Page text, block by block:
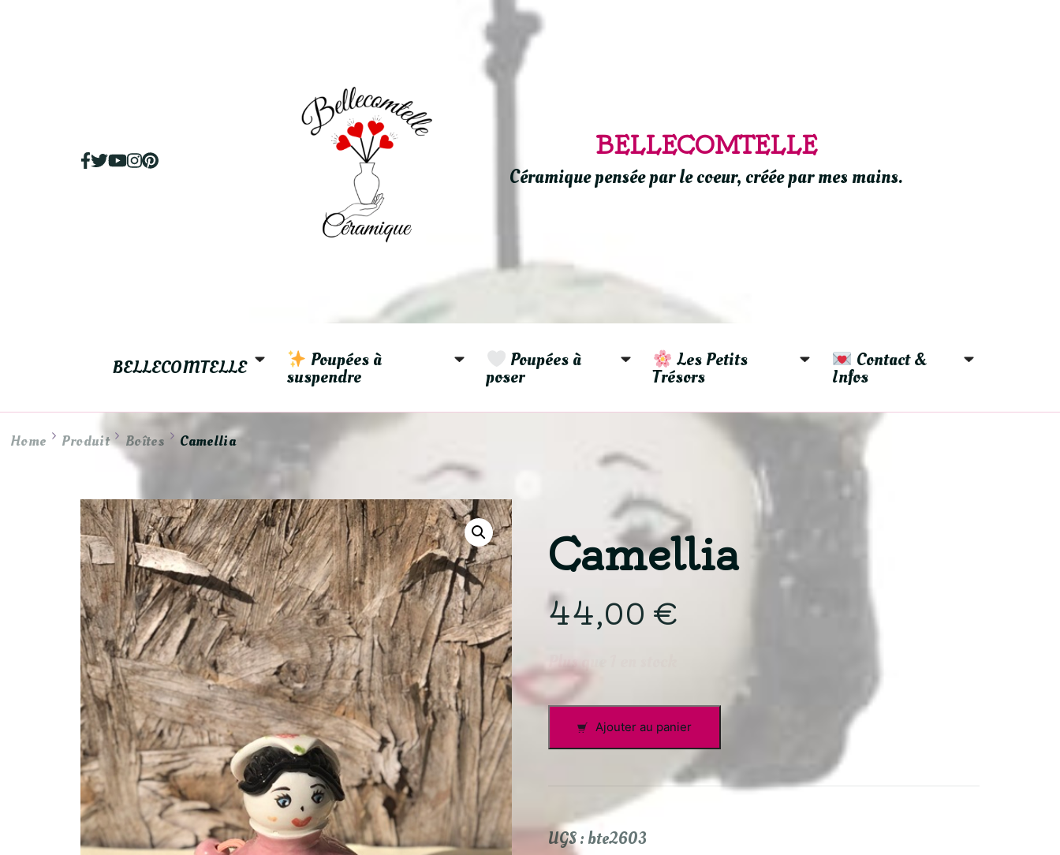
BELLECOMTELLE
Céramique pensée par le coeur, créée par mes mains.
BELLECOMTELLE Poupées à
suspendre
Poupées à
poser
Les Petits
Trésors
Contact &
Infos
Home Produit Boîtes Camellia
Camellia
44,00 €
Plus que 1 en stock
quantité
de
Ajouter au panier
UGS : bte2603